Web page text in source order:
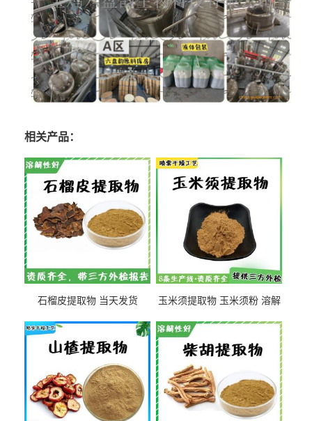
相关产品：
石榴皮提取物 当天发货
玉米须提取物 玉米须粉 溶解